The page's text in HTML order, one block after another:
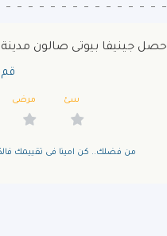
حصل جينيفا بيوتى صالون مدينة
قم
سئ مرضى
من فضلك.. كن امينا فى تقييمك